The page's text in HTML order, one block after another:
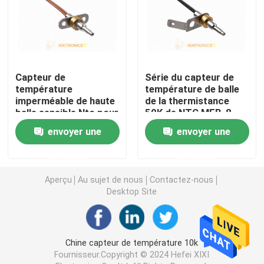
Sonde de la température de nourriture
Capteurs de température imperméables
Thermistance de la couche mince NTC
Capteur de température droit de sonde
Capteur de température de balle
Capteur de température extérieur de bâti
Capteur de
température
imperméable de haute
balle sensible Ntc pour
la série de l'appareil de
chauffage MFB-8 de
lait
envoyer une
Série du capteur de
température de balle
de la thermistance
50K de NTC MFB-8
envoyer une
Aperçu Au sujet de nous
Contactez-nous
Desktop Site
Chine capteur de température 10k
Fournisseur.Copyright © 2024 Hefei XIXI